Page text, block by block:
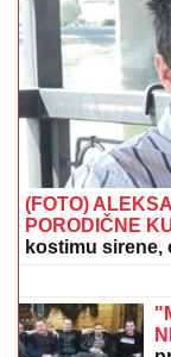
(FOTO)
PORODIČNE
kostimu sirene,